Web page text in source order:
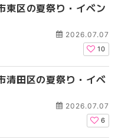
区の夏祭り・イベン
2026.07.07
10
田区の夏祭り・イベ
2026.07.07
6